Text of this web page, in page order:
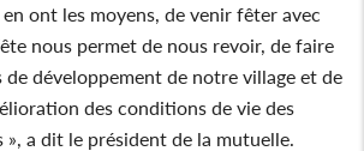
ont les moyens, de venir fêter avec
nous permet de nous revoir, de faire
développement de notre village et de
des conditions de vie des
a dit le président de la mutuelle.